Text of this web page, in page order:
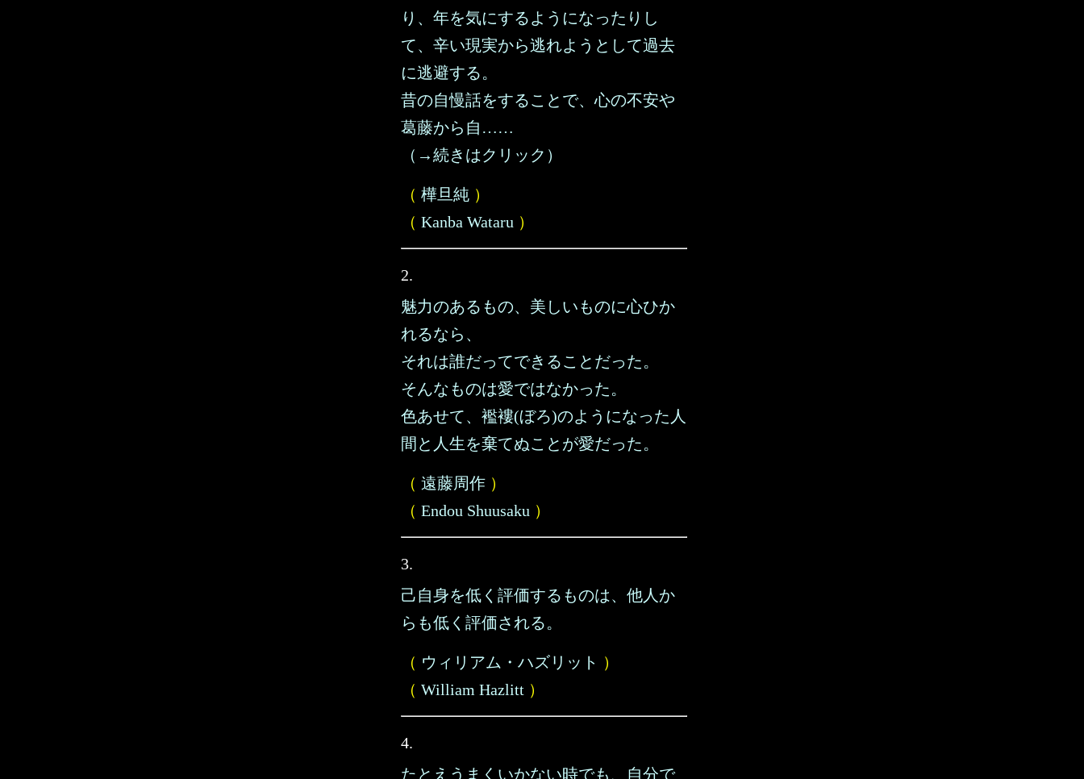
り、年を気にするようになったりし
て、辛い現実から逃れようとして過去
に逃避する。
昔の自慢話をすることで、心の不安や
葛藤から自……
（→続きはクリック）
（ 樺旦純 ）
（ Kanba Wataru ）
2.
魅力のあるもの、美しいものに心ひか
れるなら、
それは誰だってできることだった。
そんなものは愛ではなかった。
色あせて、襤褸(ぼろ)のようになった人
間と人生を棄てぬことが愛だった。
（ 遠藤周作 ）
（ Endou Shuusaku ）
3.
己自身を低く評価するものは、他人か
らも低く評価される。
（ ウィリアム・ハズリット ）
（ William Hazlitt ）
4.
たとえうまくいかない時でも、自分で